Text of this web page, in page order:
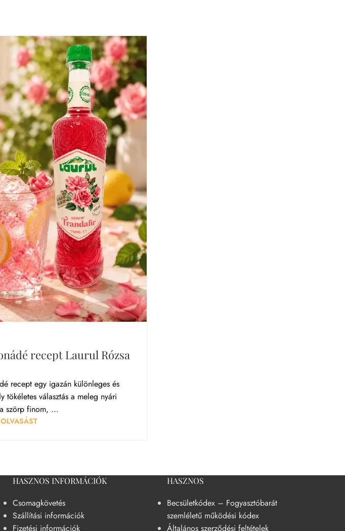
recept Laurul Rózsa
recept egy igazán különleges és
tökéletes választás a meleg nyári
szörp finom, ...
HASZNOS INFORMÁCIÓK
Csomagkövetés
Szállítási információk
Fizetési információk
HASZNOS
Becsületkódex – Fogyasztóbarát
szemléletű működési kódex
Általános szerződési feltételek